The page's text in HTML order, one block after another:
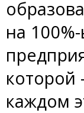
на
которой
каждом